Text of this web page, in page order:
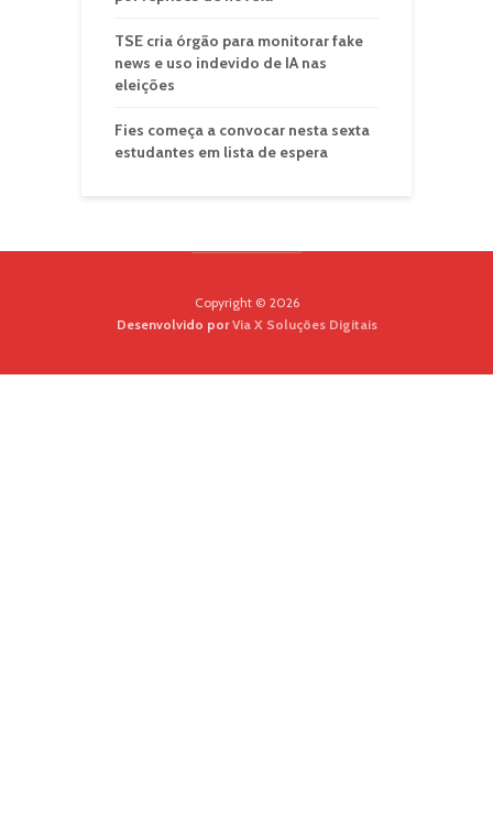
TSE cria órgão para monitorar fake
news e uso indevido de IA nas
eleições
Fies começa a convocar nesta sexta
estudantes em lista de espera
Copyright © 2026
Desenvolvido porVia X Soluções Digitais